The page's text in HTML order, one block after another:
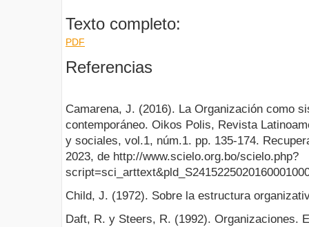
Texto completo:
PDF
Referencias
Camarena, J. (2016). La Organización como
contemporáneo. Oikos Polis, Revista
y sociales, vol.1, núm.1. pp. 135-174.
2023, de http://www.scielo.org.bo/scielo.php?
Child, J. (1972). Sobre la estructura
Daft, R. y Steers, R. (1992). Organizaciones.